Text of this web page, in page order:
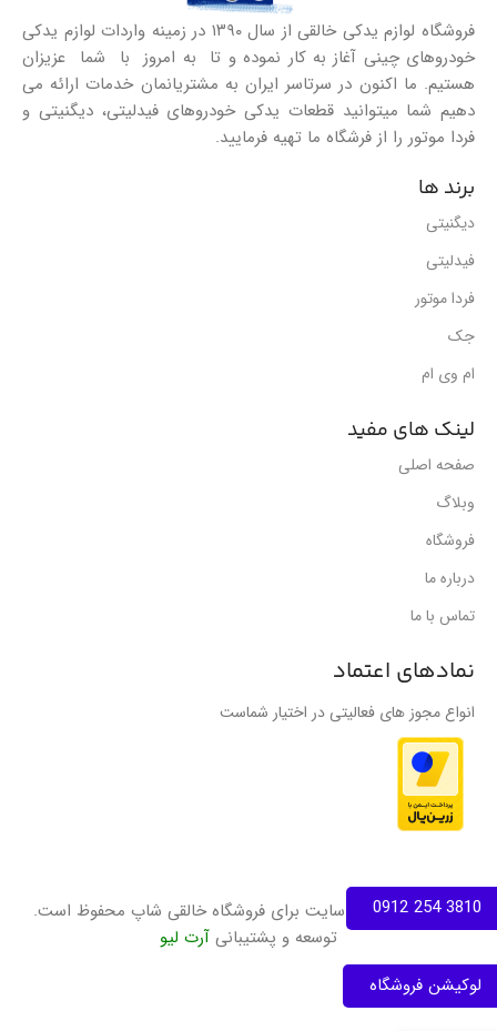
3810 254 0912
لوکیشن فروشگاه
فروشگاه لوازم یدکی خالقی از سال ۱۳۹۰ در زمینه واردات لوازم یدکی
خودروهای چینی آغاز به کار نموده و تا به امروز با شما عزیزان
هستیم. ما اکنون در سرتاسر ایران به مشتریانمان خدمات ارائه می
دهیم شما میتوانید قطعات یدکی خودروهای فیدلیتی، دیگنیتی و
فردا موتور را از فرشگاه ما تهیه فرمایید.
برند ها
دیگنیتی
فیدلیتی
فردا موتور
جک
ام وی ام
لینک های مفید
صفحه اصلی
وبلاگ
فروشگاه
درباره ما
تماس با ما
نمادهای اعتماد
انواع مجوز های فعالیتی در اختیار شماست
تمامی حقوق این سایت برای فروشگاه خالقی شاپ محفوظ است.
توسعه و پشتیبانی آرت لیو